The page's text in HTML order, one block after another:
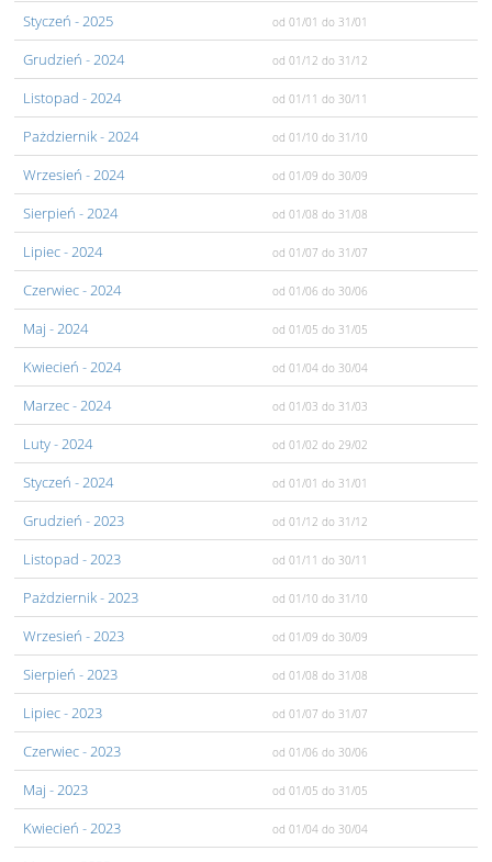
Styczeń - 2025 od 01/01 do 31/01
Grudzień - 2024 od 01/12 do 31/12
Listopad - 2024 od 01/11 do 30/11
Pażdziernik- 2024 od 01/10 do 31/10
Wrzesień - 2024 od 01/09 do 30/09
Sierpień - 2024 od 01/08 do 31/08
Lipiec- 2024 od 01/07 do 31/07
Czerwiec- 2024 od 01/06 do 30/06
Maj - 2024 od 01/05 do 31/05
Kwiecień - 2024 od 01/04 do 30/04
Marzec- 2024 od 01/03 do 31/03
Luty- 2024 od 01/02 do 29/02
Styczeń - 2024 od 01/01 do 31/01
Grudzień - 2023 od 01/12 do 31/12
Listopad - 2023 od 01/11 do 30/11
Pażdziernik- 2023 od 01/10 do 31/10
Wrzesień - 2023 od 01/09 do 30/09
Sierpień - 2023 od 01/08 do 31/08
Lipiec- 2023 od 01/07 do 31/07
Czerwiec- 2023 od 01/06 do 30/06
Maj - 2023 od 01/05 do 31/05
Kwiecień - 2023 od 01/04 do 30/04